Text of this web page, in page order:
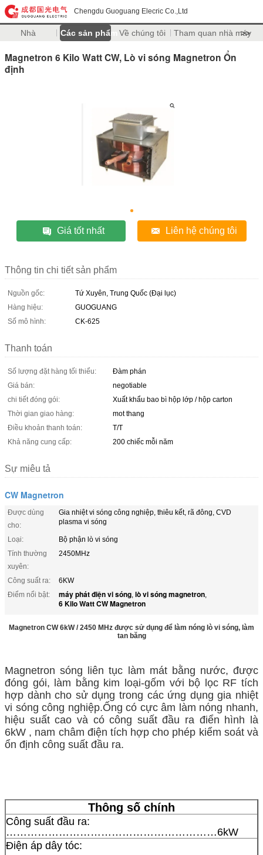
Chengdu Guoguang Elecric Co.,Ltd
Nhà Các sản phẩm Về chúng tôi Tham quan nhà máy
>>
Magnetron 6 Kilo Watt CW, Lò vi sóng Magnetron Ổn
định
Giá tốt nhất Liên hệ chúng tôi
Thông tin chi tiết sản phẩm
Nguồn gốc:
Tứ Xuyên, Trung Quốc (Đại lục)
Hàng hiệu:
GUOGUANG
Số mô hình:
CK-625
Thanh toán
Số lượng đặt hàng tối thiểu:
Đàm phán
Giá bán:
negotiable
chi tiết đóng gói:
Xuất khẩu bao bì hộp lớp / hộp carton
Thời gian giao hàng:
mot thang
Điều khoản thanh toán:
T/T
Khả năng cung cấp:
200 chiếc mỗi năm
Sự miêu tả
CW Magnetron
Được dùng
cho:
Gia nhiệt vi sóng công nghiệp, thiêu kết, rã đông, CVD
plasma vi sóng
Loại:
Bộ phận lò vi sóng
Tính thường
xuyên:
2450MHz
Công suất ra:
6KW
Điểm nổi bật:
máy phát điện vi sóng, lò vi sóng magnetron,
6 Kilo Watt CW Magnetron
Magnetron CW 6kW / 2450 MHz được sử dụng để làm nóng lò vi sóng, làm
tan băng
Magnetron sóng liên tục làm mát bằng nước, được
đóng gói, làm bằng kim loại-gốm với bộ lọc RF tích
hợp dành cho sử dụng trong các ứng dụng gia nhiệt
vi sóng công nghiệp.Ống có cực âm làm nóng nhanh,
hiệu suất cao và có công suất đầu ra điển hình là
6kW , nam châm điện tích hợp cho phép kiểm soát và
ổn định công suất đầu ra.
Thông số chính
Công suất đầu ra:
……………………………………………………6kW
Điện áp dây tóc: